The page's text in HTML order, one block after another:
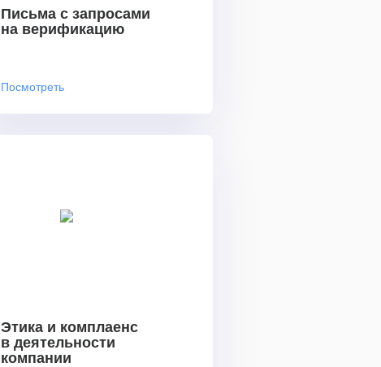
Письма с запросами
на верификацию
Посмотреть
Этика и комплаенс
в деятельности
компании